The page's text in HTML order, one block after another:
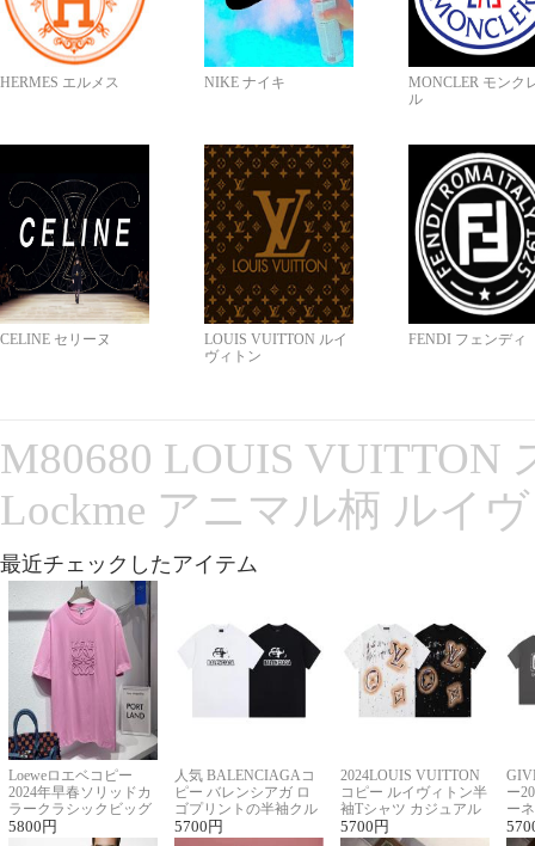
HERMES エルメス NIKE ナイキ
MONCLER モンク
ル
CELINE セリーヌ
LOUIS VUITTON ルイ
ヴィトン
FENDI フェンディ
M80680 LOUIS VUITTON
Lockme アニマル柄 ルイ
最近チェックしたアイテム
Loeweロエベコピー
2024年早春ソリッドカ
ラークラシックビッグ
ロゴ刺繍Tシャツ
5800 円
人気 BALENCIAGAコ
ピー バレンシアガ ロ
ゴプリントの半袖クル
ーネックTシャツ
5700 円
2024LOUIS VUITTON
コピー ルイヴィトン半
袖Tシャツ カジュアル
に馴染む 2色展開
5700 円
ー
ー
ー